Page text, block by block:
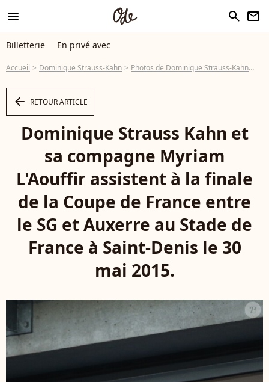
menu search newsletter
Billetterie En privé avec
Accueil Dominique Strauss-Kahn Photos de Dominique Strauss-Kahn
arrow_left RETOUR ARTICLE
Dominique Strauss Kahn et
sa compagne Myriam
L'Aouffir assistent à la finale
de la Coupe de France entre
le SG et Auxerre au Stade de
France à Saint-Denis le 30
mai 2015.